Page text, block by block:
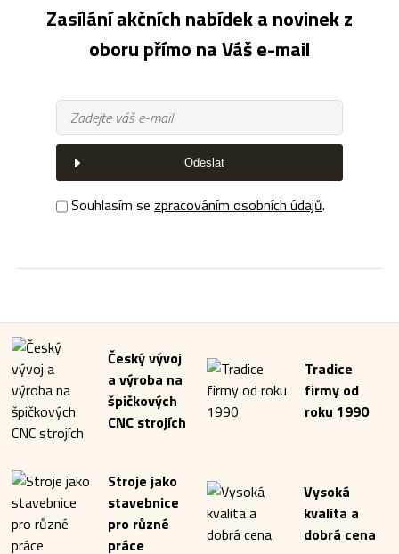
Zasílání akčních nabídek a novinek z
oboru přímo na Váš e-mail
Odeslat
Souhlasím se zpracováním osobních údajů.
Český vývoj
a výroba na
špičkových
CNC strojích
Tradice
firmy od
roku 1990
Stroje jako
stavebnice
pro různé
práce
Vysoká
kvalita a
dobrá cena